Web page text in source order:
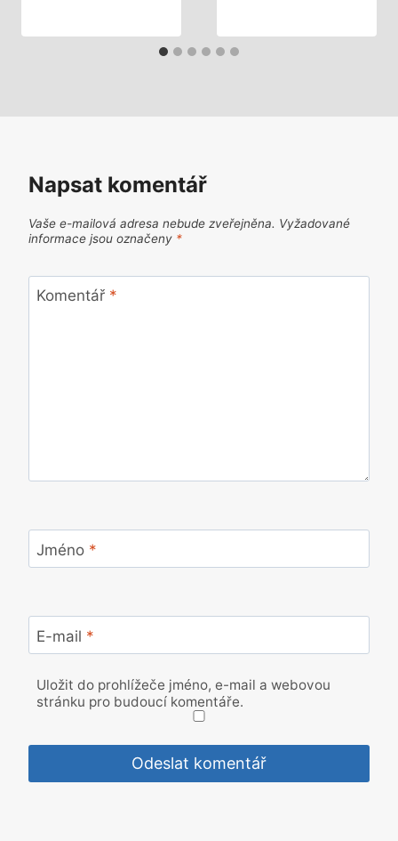
Napsat komentář
Vaše e-mailová adresa nebude zveřejněna. Vyžadované
informace jsou označeny *
Komentář *
Jméno *
E-mail *
Uložit do prohlížeče jméno, e-mail a webovou
stránku pro budoucí komentáře.